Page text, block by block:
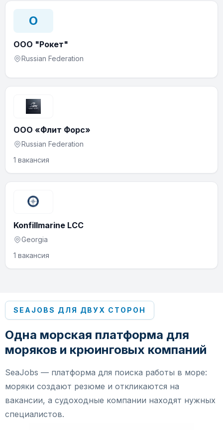
О
ООО "Рокет"
Russian Federation
ООО «Флит Форс»
Russian Federation
1 вакансия
Konfillmarine LCC
Georgia
1 вакансия
SEAJOBS ДЛЯ ДВУХ СТОРОН
Одна морская платформа для
моряков и крюинговых компаний
SeaJobs — платформа для поиска работы в море:
моряки создают резюме и откликаются на
вакансии, а судоходные компании находят нужных
специалистов.